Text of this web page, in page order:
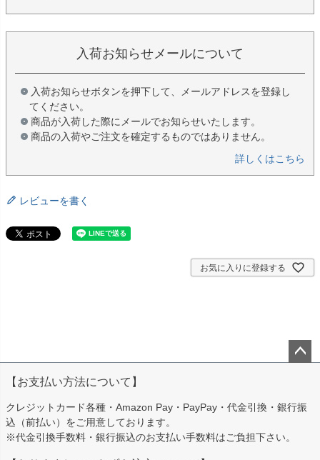
入荷お知らせメールについて
入荷お知らせボタンを押下して、メールアドレスを登録し
てください。
商品が入荷した際にメールでお知らせいたします。
商品の入荷やご注文を確定するものではありません。
詳しくはこちら
レビューを書く
お気に入りに登録する
ップ
へ
【お支払い方法について】
クレジットカード各種・Amazon Pay・PayPay・代金引換・銀行振
込（前払い）をご用意しております。
※代金引換手数料・銀行振込のお支払い手数料はご負担下さい。